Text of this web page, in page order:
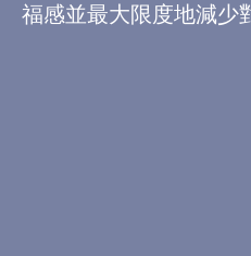
福感並最大限度地減少